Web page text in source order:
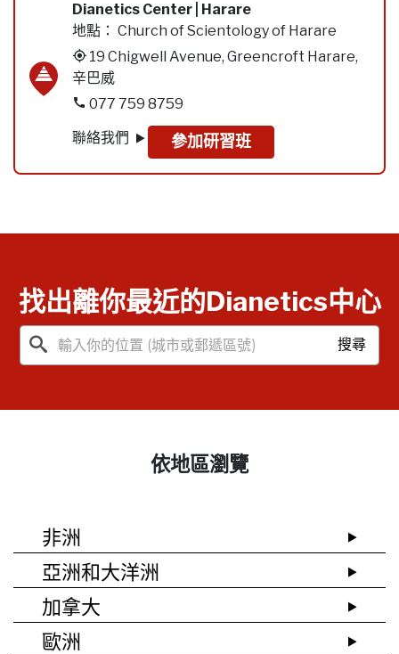
Dianetics Center | Harare
地點： Church of Scientology of Harare
19 Chigwell Avenue, Greencroft Harare,
辛巴威
077 759 8759
聯絡我們
參加研習班
找出離你最近的Dianetics中心
搜尋
依地區瀏覽
非洲
亞洲和大洋洲
加拿大
歐洲